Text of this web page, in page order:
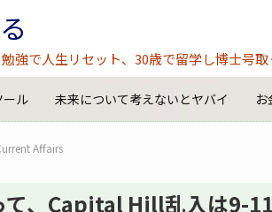
強で人生リセット、30歳で留学し博士号
ール 未来について考えないとヤバイ お
Affairs
て、Capital Hill乱入は9-